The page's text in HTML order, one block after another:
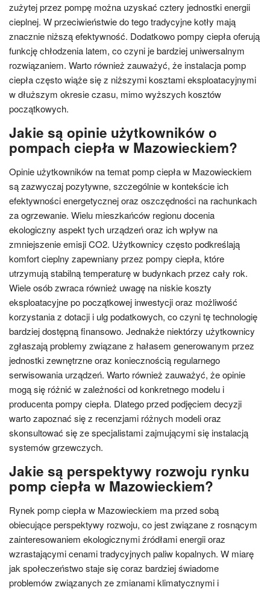
zużytej przez pompę można uzyskać cztery jednostki energii
cieplnej. W przeciwieństwie do tego tradycyjne kotły mają
znacznie niższą efektywność. Dodatkowo pompy ciepła oferują
funkcję chłodzenia latem, co czyni je bardziej uniwersalnym
rozwiązaniem. Warto również zauważyć, że instalacja pomp
ciepła często wiąże się z niższymi kosztami eksploatacyjnymi
w dłuższym okresie czasu, mimo wyższych kosztów
początkowych.
Jakie są opinie użytkowników o
pompach ciepła w Mazowieckiem?
Opinie użytkowników na temat pomp ciepła w Mazowieckiem
są zazwyczaj pozytywne, szczególnie w kontekście ich
efektywności energetycznej oraz oszczędności na rachunkach
za ogrzewanie. Wielu mieszkańców regionu docenia
ekologiczny aspekt tych urządzeń oraz ich wpływ na
zmniejszenie emisji CO2. Użytkownicy często podkreślają
komfort cieplny zapewniany przez pompy ciepła, które
utrzymują stabilną temperaturę w budynkach przez cały rok.
Wiele osób zwraca również uwagę na niskie koszty
eksploatacyjne po początkowej inwestycji oraz możliwość
korzystania z dotacji i ulg podatkowych, co czyni tę technologię
bardziej dostępną finansowo. Jednakże niektórzy użytkownicy
zgłaszają problemy związane z hałasem generowanym przez
jednostki zewnętrzne oraz koniecznością regularnego
serwisowania urządzeń. Warto również zauważyć, że opinie
mogą się różnić w zależności od konkretnego modelu i
producenta pompy ciepła. Dlatego przed podjęciem decyzji
warto zapoznać się z recenzjami różnych modeli oraz
skonsultować się ze specjalistami zajmującymi się instalacją
systemów grzewczych.
Jakie są perspektywy rozwoju rynku
pomp ciepła w Mazowieckiem?
Rynek pomp ciepła w Mazowieckiem ma przed sobą
obiecujące perspektywy rozwoju, co jest związane z rosnącym
zainteresowaniem ekologicznymi źródłami energii oraz
wzrastającymi cenami tradycyjnych paliw kopalnych. W miarę
jak społeczeństwo staje się coraz bardziej świadome
problemów związanych ze zmianami klimatycznymi i